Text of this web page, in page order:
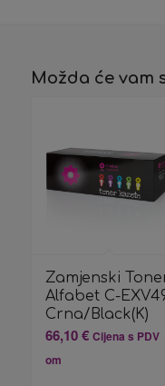
Možda će vam
Zamjenski
Alfabet C-
Crna/Black(K)
66,10€ Cijena s PDV
om